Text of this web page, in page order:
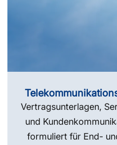
Vertragsunterlagen,
und
formuliert für End-